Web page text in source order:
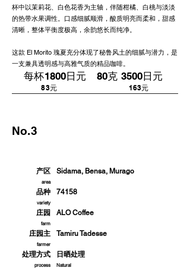
杯中以茉莉花、白色花香为主轴，伴随柑橘、白桃与淡淡
的热带水果调性。口感细腻顺滑，酸质明亮而柔和，甜感
清晰，整体平衡度极高，余韵悠长而纯净。
这款 El Morito 瑰夏充分体现了秘鲁风土的细腻与潜力，是
一支兼具透明感与高雅气质的精品咖啡。
每杯1800日元 80克 3500日元
​83元 163元
No.3
产区
area
品种
variety
庄园
farm
庄园主
farmer
处理方式
process
Sidama, Bensa, Murago
74158
ALO Coffee
Tamiru Tadesse
日晒处理
Natural